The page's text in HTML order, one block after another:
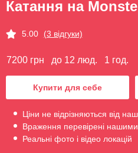
Катання на
5.00 (3 відгуки)
7200 грн до 12 люд. 1 год.
Купити для себе
Ціни не відрізняються від
Враження перевірені нашими
Реальні фото і відео локацій